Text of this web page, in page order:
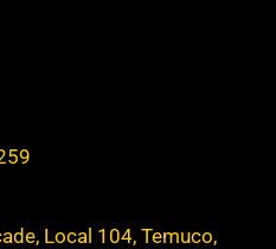
Local 104, Temuco,